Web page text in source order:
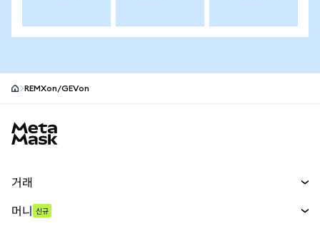
REMXon/GEVon
거래
머니 신규